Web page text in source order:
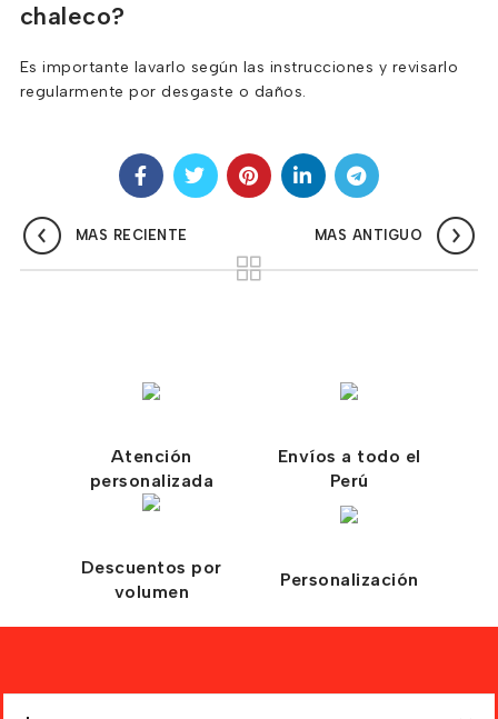
chaleco?
Es importante lavarlo según las instrucciones y revisarlo
regularmente por desgaste o daños.
MAS RECIENTE MAS ANTIGUO
Atención
personalizada
Envíos a todo el
Perú
Descuentos por
volumen
Personalización